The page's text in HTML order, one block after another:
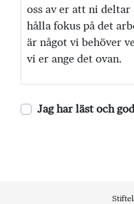
oss av er att ni
hålla fokus på det
är något vi behöver
vi er ange det ovan.
Jag har läst och